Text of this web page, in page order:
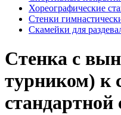
Хореографические
Стенки
Скамейки для
Стенка с
турником) к
стандартной